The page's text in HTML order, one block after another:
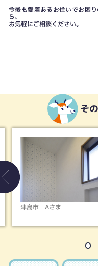
今後も愛着あるお住いでお困
ら、
お気軽にご相談ください。
そ
春日井市